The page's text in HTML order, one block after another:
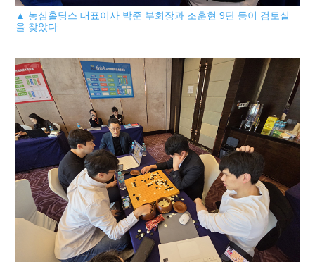
▲ 농심홀딩스 대표이사 박준 부회장과 조훈현 9단 등이 검토실
을 찾았다.